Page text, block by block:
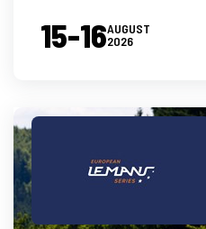
15-16AUGUST
2026